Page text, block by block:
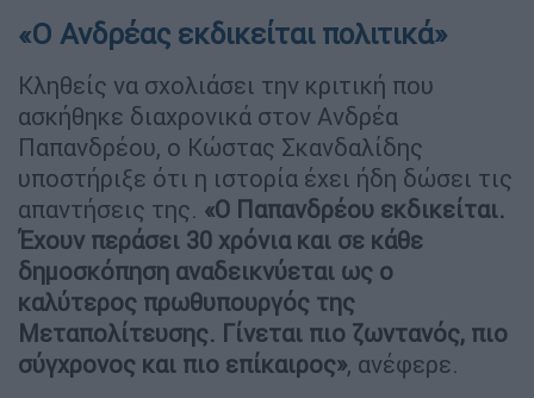
«Ο Ανδρέας εκδικείται πολιτικά»
Κληθείς να σχολιάσει την κριτική που
ασκήθηκε διαχρονικά στον Ανδρέα
Παπανδρέου, ο Κώστας Σκανδαλίδης
υποστήριξε ότι η ιστορία έχει ήδη δώσει τις
απαντήσεις της. «Ο Παπανδρέου εκδικείται.
Έχουν περάσει 30 χρόνια και σε κάθε
δημοσκόπηση αναδεικνύεται ως ο
καλύτερος πρωθυπουργός της
Μεταπολίτευσης. Γίνεται πιο ζωντανός, πιο
σύγχρονος και πιο επίκαιρος», ανέφερε.